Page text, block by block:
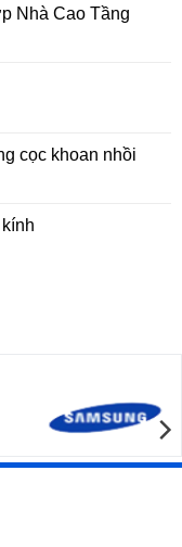
Nhà Cao Tầng
cọc khoan nhồi